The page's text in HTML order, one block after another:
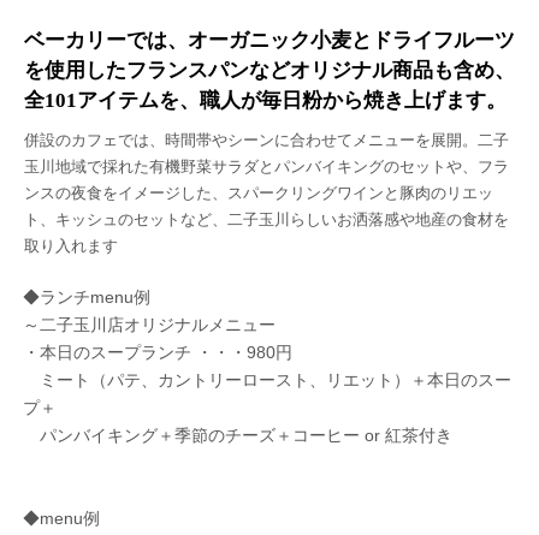
ベーカリーでは、オーガニック小麦とドライフルーツ
を使用したフランスパンなどオリジナル商品も含め、
全101アイテムを、職人が毎日粉から焼き上げます。
併設のカフェでは、時間帯やシーンに合わせてメニューを展開。二子
玉川地域で採れた有機野菜サラダとパンバイキングのセットや、フラ
ンスの夜食をイメージした、スパークリングワインと豚肉のリエッ
ト、キッシュのセットなど、二子玉川らしいお洒落感や地産の食材を
取り入れます
◆ランチmenu例
～二子玉川店オリジナルメニュー
・本日のスープランチ ・・・980円
ミート（パテ、カントリーロースト、リエット）＋本日のスー
プ＋
パンバイキング＋季節のチーズ＋コーヒー or 紅茶付き
◆menu例